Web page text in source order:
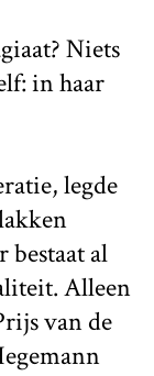
Niets
in haar
legde
bestaat al
Alleen
van de